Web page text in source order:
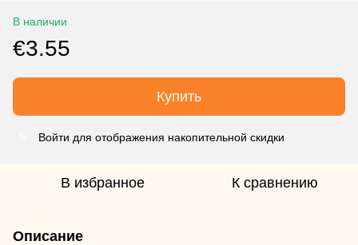
В наличии
€3.55
Купить
Войти для отображения накопительной скидки
В избранное К сравнению
Описание